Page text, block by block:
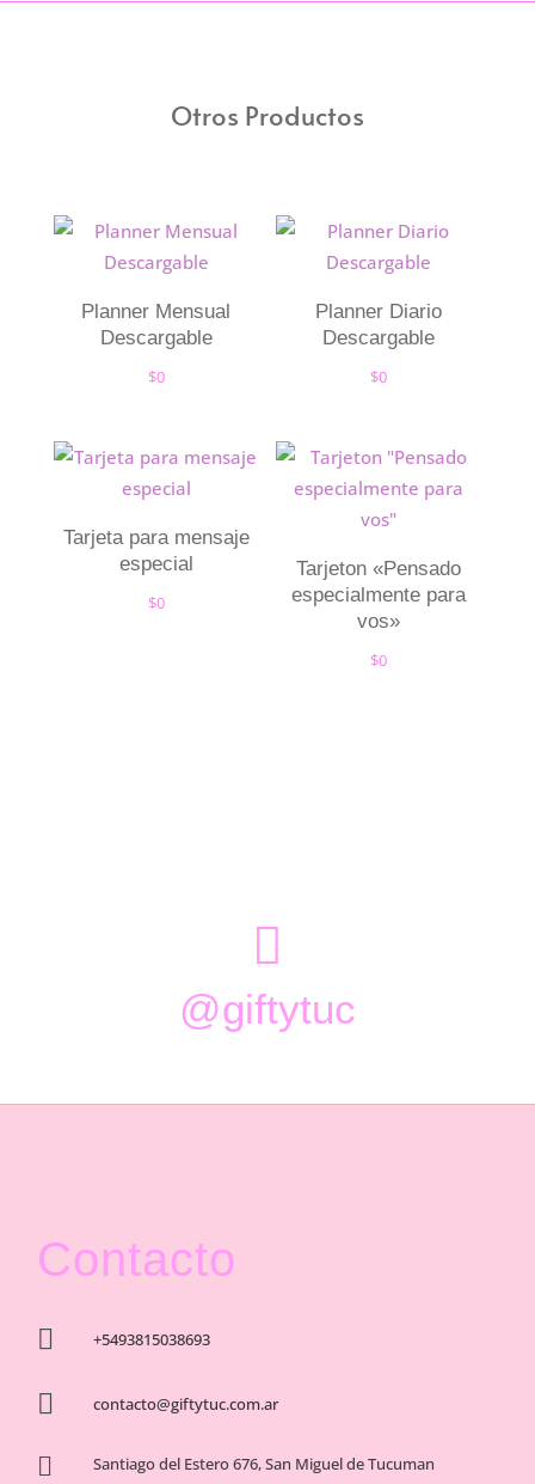
Otros Productos
Planner Mensual
Descargable
$0
Planner Diario
Descargable
$0
Tarjeta para mensaje
especial
$0
Tarjeton «Pensado
especialmente para
vos»
$0

@giftytuc
Contacto
 +5493815038693
 contacto@giftytuc.com.ar
 Santiago del Estero 676, San Miguel de Tucuman